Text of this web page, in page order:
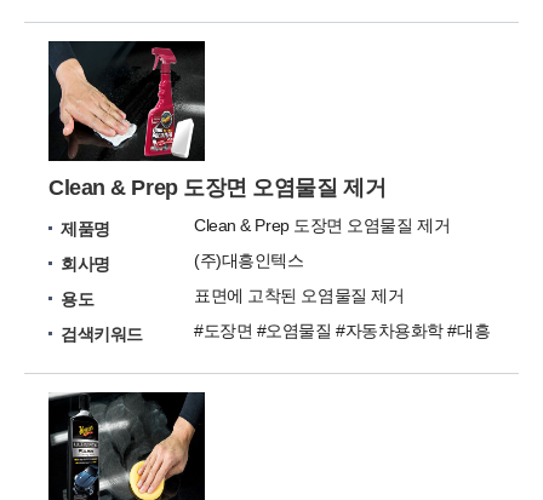
Clean & Prep 도장면 오염물질 제거
제품명
Clean & Prep 도장면 오염물질 제거
회사명
(주)대흥인텍스
용도
표면에 고착된 오염물질 제거
검색키워드
#도장면 #오염물질 #자동차용화학 #대흥